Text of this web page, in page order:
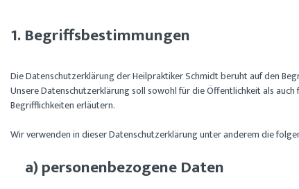
1. Begriffsbestimmungen
Die Datenschutzerklärung der Heilpraktiker Schmidt beruht auf den
Unsere Datenschutzerklärung soll sowohl für die Öffentlichkeit als
Begrifflichkeiten erläutern.
Wir verwenden in dieser Datenschutzerklärung unter anderem die
a) personenbezogene Daten